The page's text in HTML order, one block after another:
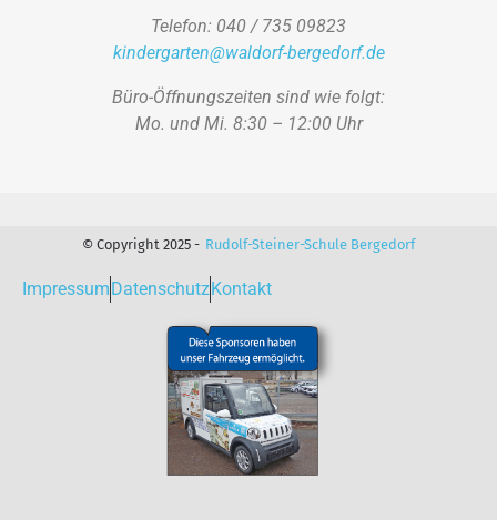
Telefon: 040 / 735 09823
kindergarten@waldorf-bergedorf.de
Büro-Öffnungszeiten sind wie folgt:
Mo. und Mi. 8:30 – 12:00 Uhr
© Copyright 2025 - Rudolf-Steiner-Schule Bergedorf
Impressum DatenschutzKontakt